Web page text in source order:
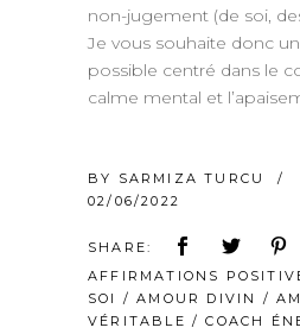
non-jugement (de soi,
Je vous souhaite donc
possible centré dans le
calme mental et
BY SARMIZA TURCU
02/06/2022
SHARE:
AFFIRMATIONS
SOI
/AMOUR DIVIN /
VÉRITABLE /COACH